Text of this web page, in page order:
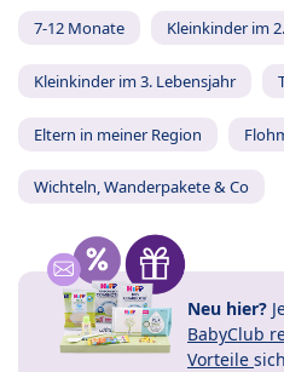
7-12 Monate Kleinkinder im
Kleinkinder im 3. Lebensjahr
Eltern in meiner Region
Wichteln, Wanderpakete & Co
Neu hier?
BabyClub
Vorteile